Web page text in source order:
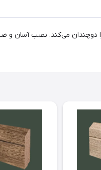
را دوچندان می‌کند. نصب